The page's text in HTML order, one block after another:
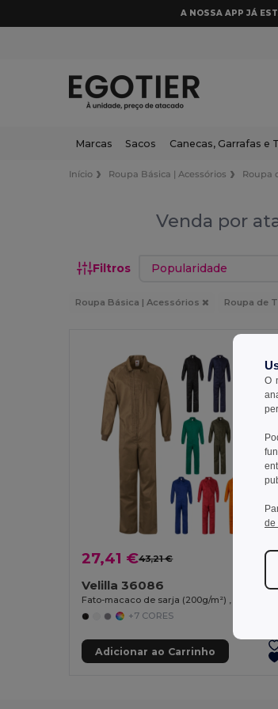
A NOSSA APP JÁ
Marcas Sacos Canecas, Garrafas e
Início Roupa Básica | Acessórios Roupa
Venda por
Filtros Classificar por
Roupa Básica | Acessórios Roupa de
27,41 €43,21 € -37%
Velilla 36086
+7 CORES
Adicionar ao Carrinho
O
de